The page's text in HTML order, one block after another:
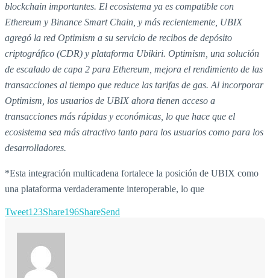
blockchain importantes. El ecosistema ya es compatible con
Ethereum y Binance Smart Chain, y más recientemente, UBIX
agregó la red Optimism a su servicio de recibos de depósito
criptográfico (CDR) y plataforma Ubikiri. Optimism, una solución
de escalado de capa 2 para Ethereum, mejora el rendimiento de las
transacciones al tiempo que reduce las tarifas de gas. Al incorporar
Optimism, los usuarios de UBIX ahora tienen acceso a
transacciones más rápidas y económicas, lo que hace que el
ecosistema sea más atractivo tanto para los usuarios como para los
desarrolladores.
*Esta integración multicadena fortalece la posición de UBIX como
una plataforma verdaderamente interoperable, lo que
Tweet123Share196ShareSend